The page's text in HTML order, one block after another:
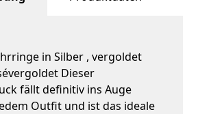
in Silber , vergoldet
Dieser
fällt definitiv ins Auge
Outfit und ist das ideale